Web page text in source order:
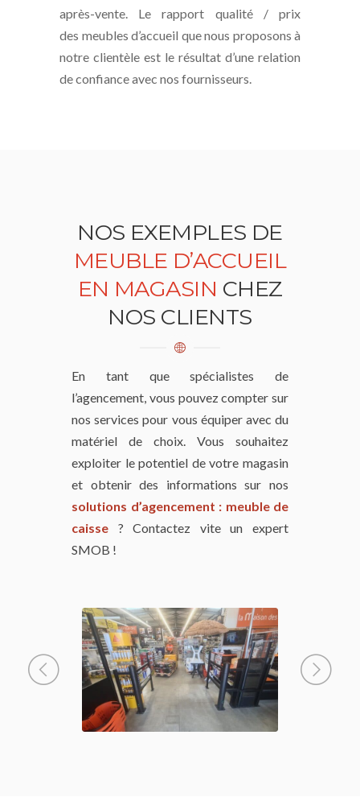
après-vente. Le rapport qualité / prix
des meubles d’accueil que nous proposons à
notre clientèle est le résultat d’une relation
de confiance avec nos fournisseurs.
NOS EXEMPLES DE
MEUBLE D’ACCUEIL
EN MAGASIN CHEZ
NOS CLIENTS
En tant que spécialistes de
l’agencement, vous pouvez compter sur
nos services pour vous équiper avec du
matériel de choix. Vous souhaitez
exploiter le potentiel de votre magasin
et obtenir des informations sur nos
solutions d’agencement : meuble de
caisse ? Contactez vite un expert
SMOB !